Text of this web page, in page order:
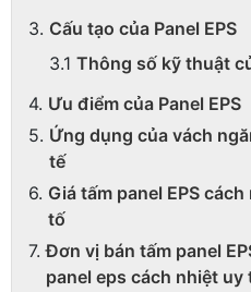
Cấu tạo của Panel EPS
Thông số kỹ thuật
Ưu điểm của Panel EPS
Ứng dụng của vách
tế
Giá tấm panel EPS
tố
Đơn vị bán tấm panel
panel eps cách nhiệt uy